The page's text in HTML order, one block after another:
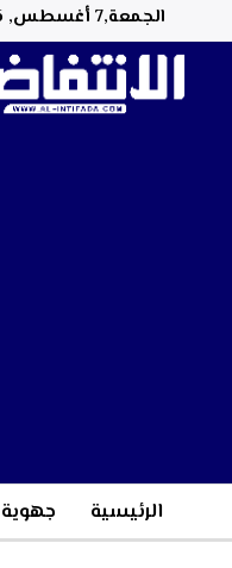
الجمعة,7 أغسطس, 2026
الرئيسية جهوية